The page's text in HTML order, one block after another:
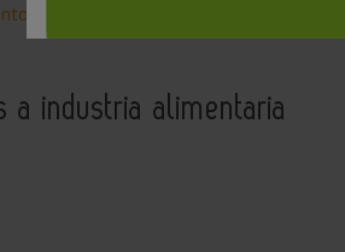
de la industria alimentaria mediante
a industria alimentaria